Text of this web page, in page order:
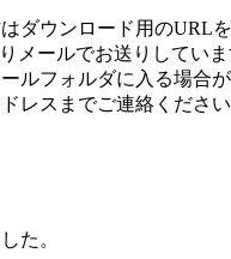
ダウンロード用のURL
メールでお送りしていま
ルフォルダに入る場合
レスまでご連絡ください
た。